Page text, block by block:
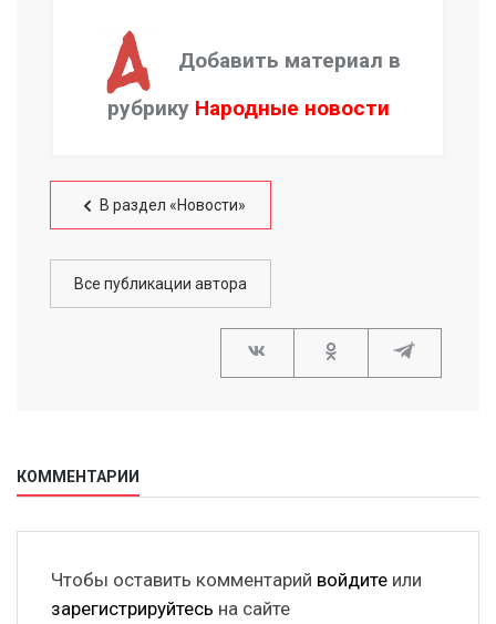
Добавить материал в
рубрику Народные новости
В раздел «Новости»
Все публикации автора
КОММЕНТАРИИ
Чтобы оставить комментарий войдите или
зарегистрируйтесь на сайте